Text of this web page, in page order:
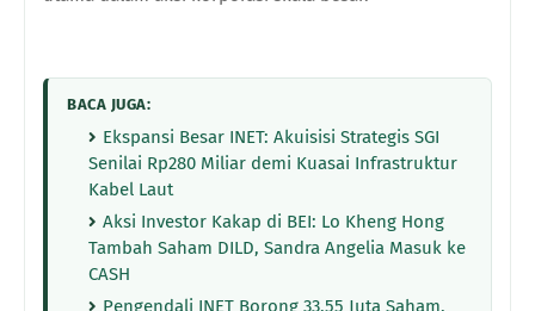
BACA JUGA:
Ekspansi Besar INET: Akuisisi Strategis SGI
Senilai Rp280 Miliar demi Kuasai Infrastruktur
Kabel Laut
Aksi Investor Kakap di BEI: Lo Kheng Hong
Tambah Saham DILD, Sandra Angelia Masuk ke
CASH
Pengendali INET Borong 33,55 Juta Saham,